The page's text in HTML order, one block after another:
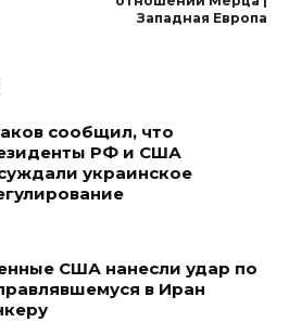
Западная Европа
сообщил, что
РФ и США
украинское
США нанесли удар по
в Иран